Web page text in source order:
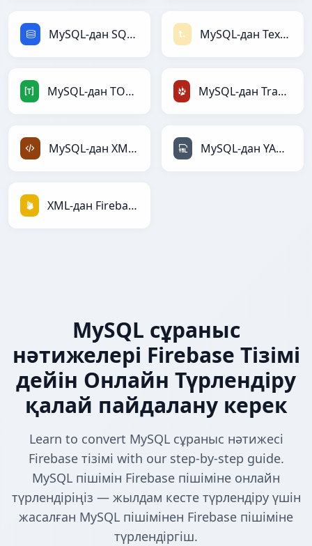
MySQL-дан SQL-ға MySQL-дан Textile-ға
MySQL-дан TOML-ға MySQL-дан TracWiki-ға
MySQL-дан XML-ға MySQL-дан YAML-ға
XML-дан Firebase-ға
MySQL сұраныс
нәтижелері Firebase Тізімі
дейін Онлайн Түрлендіру
қалай пайдалану керек
Learn to convert MySQL сұраныс нәтижесі
Firebase тізімі with our step-by-step guide.
MySQL пішімін Firebase пішіміне онлайн
түрлендіріңіз — жылдам кесте түрлендіру үшін
жасалған MySQL пішімінен Firebase пішіміне
түрлендіргіш.